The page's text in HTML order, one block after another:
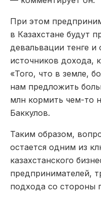
При этом
в Казахстане будут
девальвации тенге и
источников дохода,
«Того, что в земле,
нам предложить
млн кормить чем-то
Баккулов.
Таким образом,
остается одним из
казахстанского
предпринимателей,
подхода со стороны